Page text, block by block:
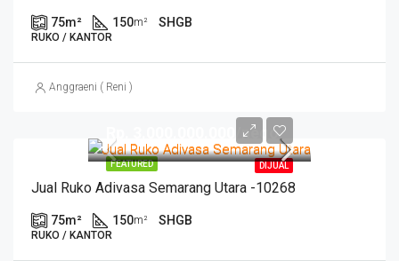
75m² 150m² SHGB
RUKO / KANTOR
Anggraeni ( Reni )
FEATURED DIJUAL
Rp. 3.000.000.000/nego
Jual Ruko Adivasa Semarang Utara -10268
75m² 150m² SHGB
RUKO / KANTOR